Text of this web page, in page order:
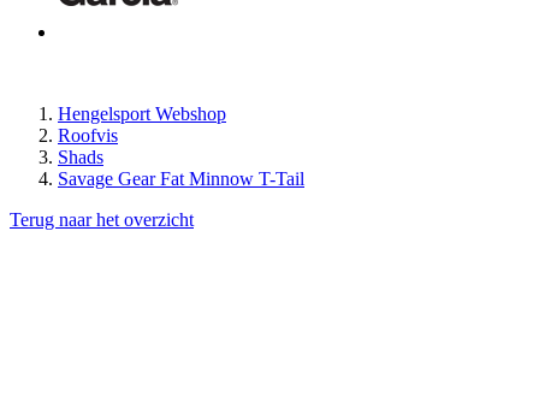
Hengelsport Webshop
Roofvis
Shads
Savage Gear Fat Minnow T-Tail
Terug naar het overzicht